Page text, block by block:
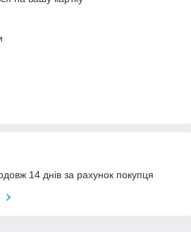
14 днів за рахунок покупця